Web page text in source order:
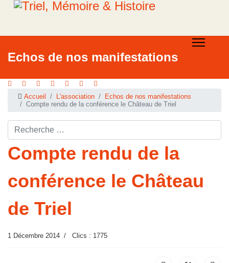
Echos de nos manifestations
Accueil L'association
Echos de nos manifestations
Compte rendu de la conférence le Château de Triel
Rechercher ...
Compte rendu de la
conférence le Château
de Triel
1 Décembre 2014 Clics : 1775